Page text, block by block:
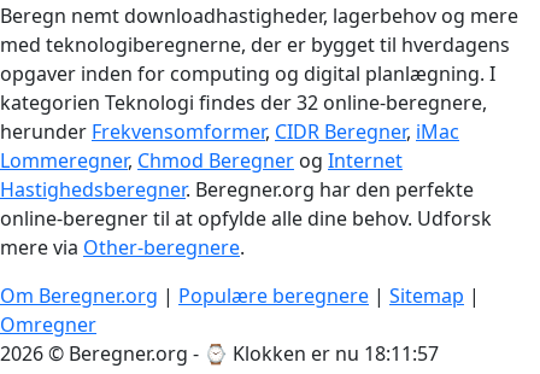
Beregn nemt downloadhastigheder, lagerbehov og mere
med teknologiberegnerne, der er bygget til hverdagens
opgaver inden for computing og digital planlægning. I
kategorien Teknologi findes der 32 online-beregnere,
herunder Frekvensomformer, CIDR Beregner, iMac
Lommeregner, Chmod Beregner og Internet
Hastighedsberegner. Beregner.org har den perfekte
online-beregner til at opfylde alle dine behov. Udforsk
mere via Other-beregnere.
Om Beregner.org | Populære beregnere | Sitemap |
Omregner
2026 © Beregner.org - ⌚ Klokken er nu 18:11:57